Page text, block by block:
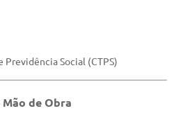
Previdência Social (CTPS)
de Obra